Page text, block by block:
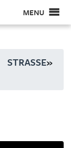
MENU
STRASSE »